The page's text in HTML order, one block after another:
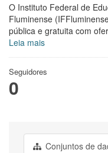
O Instituto Federal de
Fluminense
pública e gratuita com
Leia mais
Seguidores
0
Conjuntos de